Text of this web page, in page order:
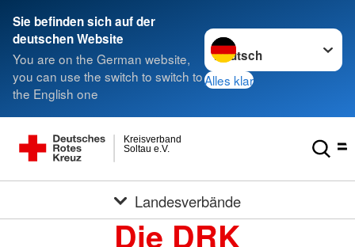
Sie befinden sich auf der
deutschen Website
You are on the German website,
you can use the switch to switch to
the English one
Sprache wechseln zu
Alles klar
Soltau e.V.
Kreisverband
Landesverbände
Die DRK